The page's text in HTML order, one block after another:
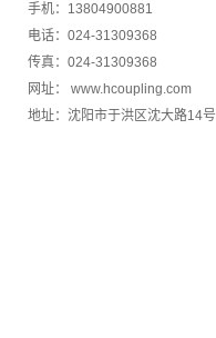
手机：13804900881
电话：024-31309368
传真：024-31309368
网址： www.hcoupling.com
地址：沈阳市于洪区沈大路14号